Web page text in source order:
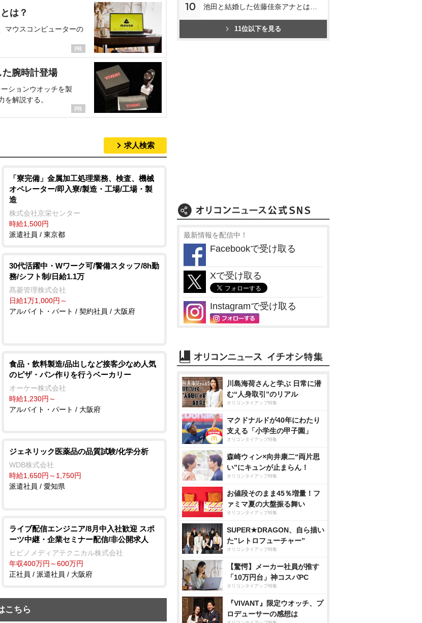
は？
マウスコンピューターの
腕時計登場
ションウオッチを製
解説する。
求人検索
「寮完備」金属加工処理業務、検査、機械
オペレーター/即入寮/製造・工場/工場・製
造
株式会社京栄センター
時給1,500円
派遣社員 / 東京都
30代活躍中・Wワーク可/警備スタッフ/8h勤
務/シフト制/日給1.1万
髙菱管理株式会社
日給1万1,000円～
アルバイト・パート / 契約社員 / 大阪府
食品・飲料製造/品出しなど接客少なめ人気
のピザ・パン作りを行うベーカリー
オーケー株式会社
時給1,230円～
アルバイト・パート / 大阪府
ジェネリック医薬品の品質試験/化学分析
WDB株式会社
時給1,650円～1,750円
派遣社員 / 愛知県
ライブ配信エンジニア/8月中入社歓迎 スポ
ーツ中継・企業セミナー配信/非公開求人
ヒビノメディアテクニカル株式会社
年収400万円～600万円
正社員 / 派遣社員 / 大阪府
こちら
10 池田と結婚した佐藤佳奈アナとは…
11位以下を見る
最新情報を配信中！
Facebookで受け取る
Xで受け取る
Instagramで受け取る
川島海荷さんと学ぶ 日常に潜
む“人身取引”のリアル
オリコンタイアップ特集
マクドナルドが40年にわたり
支える「小学生の甲子園」
オリコンタイアップ特集
森崎ウィン×向井康二“両片思
い”にキュンが止まらん！
オリコンタイアップ特集
お値段そのまま45％増量！フ
ァミマ夏の大盤振る舞い
オリコンタイアップ特集
SUPER★DRAGON、自ら描い
た”レトロフューチャー”
オリコンタイアップ特集
【驚愕】メーカー社員が推す
「10万円台」神コスパPC
オリコンタイアップ特集
『VIVANT』限定ウオッチ、プ
ロデューサーの感想は